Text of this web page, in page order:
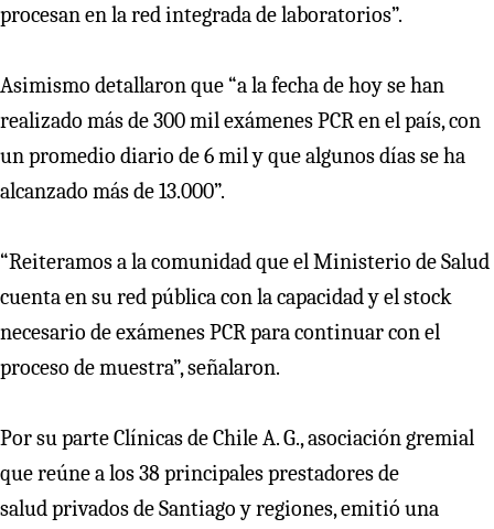
procesan en la red integrada de laboratorios”.
Asimismo detallaron que “a la fecha de hoy se han
realizado más de 300 mil exámenes PCR en el país, con
un promedio diario de 6 mil y que algunos días se ha
alcanzado más de 13.000”.
“Reiteramos a la comunidad que el Ministerio de Salud
cuenta en su red pública con la capacidad y el stock
necesario de exámenes PCR para continuar con el
proceso de muestra”, señalaron.
Por su parte Clínicas de Chile A. G., asociación gremial
que reúne a los 38 principales prestadores de
salud privados de Santiago y regiones, emitió una